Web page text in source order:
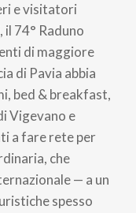
e visitatori
74° Raduno
di maggiore
di Pavia abbia
bed & breakfast,
Vigevano e
a fare rete per
che
— a un
spesso